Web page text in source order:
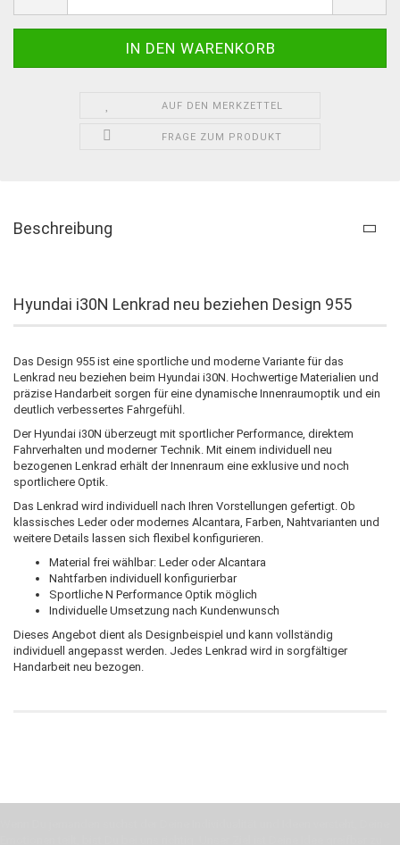
AUF DEN MERKZETTEL
FRAGE ZUM PRODUKT
Beschreibung
Hyundai i30N Lenkrad neu beziehen Design 955
Das Design 955 ist eine sportliche und moderne Variante für das
Lenkrad neu beziehen beim Hyundai i30N. Hochwertige Materialien und
präzise Handarbeit sorgen für eine dynamische Innenraumoptik und ein
deutlich verbessertes Fahrgefühl.
Der Hyundai i30N überzeugt mit sportlicher Performance, direktem
Fahrverhalten und moderner Technik. Mit einem individuell neu
bezogenen Lenkrad erhält der Innenraum eine exklusive und noch
sportlichere Optik.
Das Lenkrad wird individuell nach Ihren Vorstellungen gefertigt. Ob
klassisches Leder oder modernes Alcantara, Farben, Nahtvarianten und
weitere Details lassen sich flexibel konfigurieren.
Material frei wählbar: Leder oder Alcantara
Nahtfarben individuell konfigurierbar
Sportliche N Performance Optik möglich
Individuelle Umsetzung nach Kundenwunsch
Dieses Angebot dient als Designbeispiel und kann vollständig
individuell angepasst werden. Jedes Lenkrad wird in sorgfältiger
Handarbeit neu bezogen.